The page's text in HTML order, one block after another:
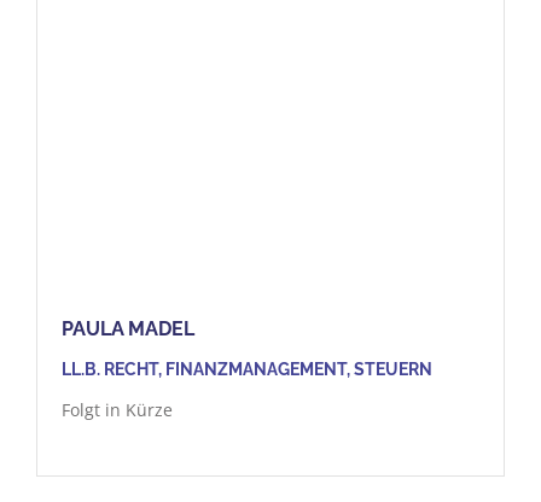
PAULA MADEL
LL.B. RECHT, FINANZMANAGEMENT, STEUERN
Folgt in Kürze